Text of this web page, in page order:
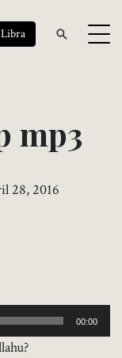
Libra
mp3
28, 2016
00:00